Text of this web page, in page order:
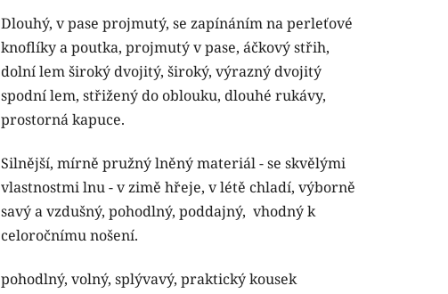
z
5
hvězdiček.
Dlouhý, v pase projmutý, se zapínáním na perleťové
knoflíky a poutka, projmutý v pase, áčkový střih,
dolní lem široký dvojitý, široký, výrazný dvojitý
spodní lem, střižený do oblouku, dlouhé rukávy,
prostorná kapuce.
Silnější, mírně pružný lněný materiál - se skvělými
vlastnostmi lnu - v zimě hřeje, v létě chladí, výborně
savý a vzdušný, pohodlný, poddajný, vhodný k
celoročnímu nošení.
pohodlný, volný, splývavý, praktický kousek